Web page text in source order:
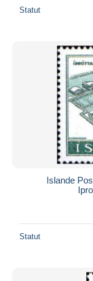
Statut
Islande
Statut